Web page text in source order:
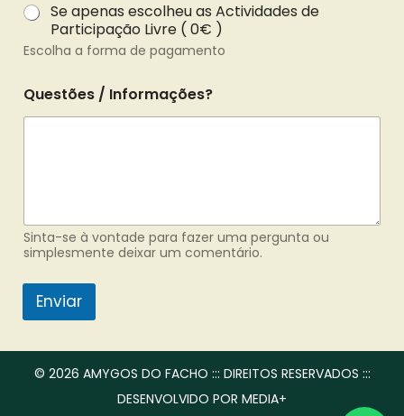
Se apenas escolheu as Actividades de
Participação Livre ( 0€ )
Escolha a forma de pagamento
Questões / Informações?
Sinta-se à vontade para fazer uma pergunta ou
simplesmente deixar um comentário.
Enviar
© 2026 AMYGOS DO FACHO ::: DIREITOS RESERVADOS :::
DESENVOLVIDO POR MEDIA+